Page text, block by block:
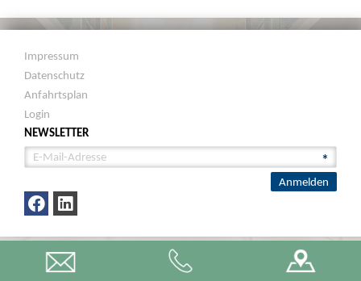
Impressum
Datenschutz
Anfahrtsplan
Login
NEWSLETTER